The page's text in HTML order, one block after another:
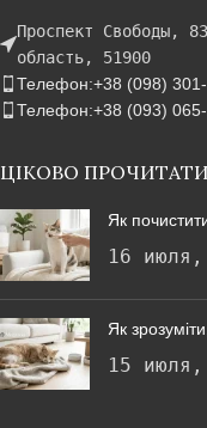
Проспект Свободы,
область, 51900
Телефон:+38 (098)
Телефон:+38 (093)
ЦІКОВО ПРОЧИТАТИ
Як
16
Як
15